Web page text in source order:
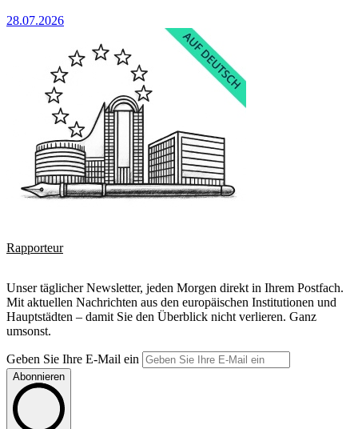
28.07.2026
Rapporteur
Unser täglicher Newsletter, jeden Morgen direkt in Ihrem Postfach.
Mit aktuellen Nachrichten aus den europäischen Institutionen und
Hauptstädten – damit Sie den Überblick nicht verlieren. Ganz
umsonst.
Geben Sie Ihre E-Mail ein
Abonnieren